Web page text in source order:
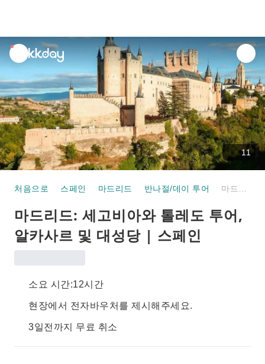
unread
notifications
11
처음으로 스페인 마드리드 반나절/데이 투어
마드리드: 세고비아와 톨레도 투어,
알카사르 및 대성당 | 스페인
소요 시간:12시간
현장에서 전자바우처를 제시해주세요.
3일전까지 무료 취소